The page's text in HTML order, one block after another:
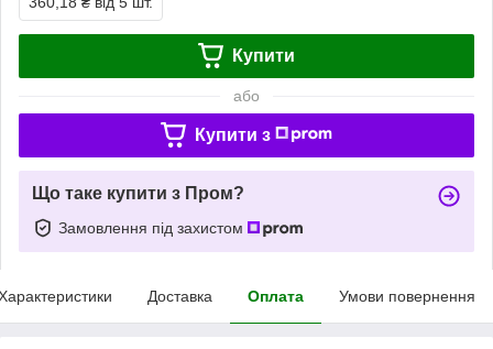
Купити
або
Купити з
Що таке купити з Пром?
Замовлення під захистом
Доставка Оплата Умови повернення